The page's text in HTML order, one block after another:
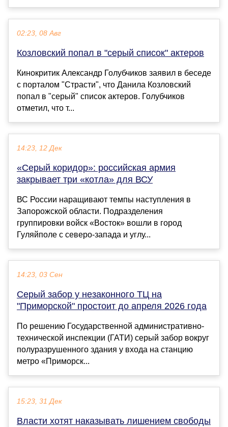
02:23, 08 Авг
Козловский попал в "серый список" актеров
Кинокритик Александр Голубчиков заявил в беседе
с порталом "Страсти", что Данила Козловский
попал в "серый" список актеров. Голубчиков
отметил, что т...
14:23, 12 Дек
«Серый коридор»: российская армия
закрывает три «котла» для ВСУ
ВС России наращивают темпы наступления в
Запорожской области. Подразделения
группировки войск «Восток» вошли в город
Гуляйполе с северо-запада и углу...
14:23, 03 Сен
Серый забор у незаконного ТЦ на
"Приморской" простоит до апреля 2026 года
По решению Государственной административно-
технической инспекции (ГАТИ) серый забор вокруг
полуразрушенного здания у входа на станцию
метро «Приморск...
15:23, 31 Дек
Власти хотят наказывать лишением свободы